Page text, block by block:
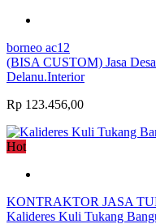
borneo ac12
(BISA CUSTOM) Jasa
Delanu.Interior
Rp 123.456,00
Hot
KONTRAKTOR JASA
Kalideres Kuli Tukang